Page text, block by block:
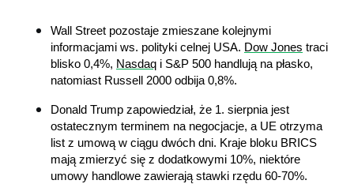
Wall Street pozostaje zmieszane kolejnymi
informacjami ws. polityki celnej USA. Dow Jones traci
blisko 0,4%, Nasdaq i S&P 500 handlują na płasko,
natomiast Russell 2000 odbija 0,8%.
Donald Trump zapowiedział, że 1. sierpnia jest
ostatecznym terminem na negocjacje, a UE otrzyma
list z umową w ciągu dwóch dni. Kraje bloku BRICS
mają zmierzyć się z dodatkowymi 10%, niektóre
umowy handlowe zawierają stawki rzędu 60-70%.